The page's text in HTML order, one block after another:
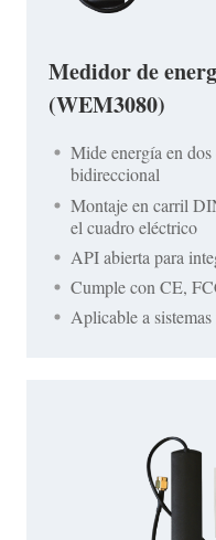
Medidor de
(WEM3080)
Mide energía en
bidireccional
Montaje en carril
el cuadro eléctrico
API abierta para
Cumple con CE,
Aplicable a